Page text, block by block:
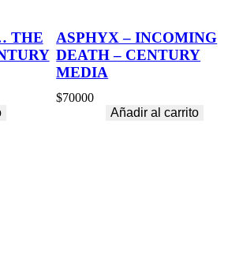
THE
ASPHYX – INCOMING
DEATH – CENTURY
MEDIA
$70000
Añadir al carrito